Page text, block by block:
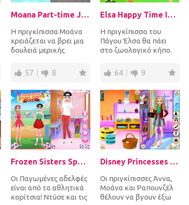
Moana Part-time Job Choice
Η πριγκίπισσα Μοάνα
χρειάζεται να βρει μια
δουλειά μερικής
είναι μπερδεμένη για τ...
57 8
Elsa Happy Time In Zoo
Η πριγκίπισσα του
Πάγου Έλσα θα πάει
στο ζωολογικό κήπο.
όταν θα είναι στο
ζωολ...
64 9
Frozen Sisters Sporty Style
Οι Παγωμένες αδελφές
είναι από τα αθλητικά
κορίτσια! Ντύσε και τις
Disney Princesses Autumn Outing
Οι πριγκίπισσες Άννα,
Μοάνα και Ραπουνζέλ
θέλουν να βγουν έξω